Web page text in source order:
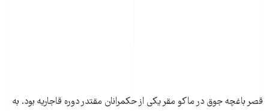
قصر باغچه جوق در ماکو مقر يكی از حكمرانان مقتدر دوره قاجاريه بود. به